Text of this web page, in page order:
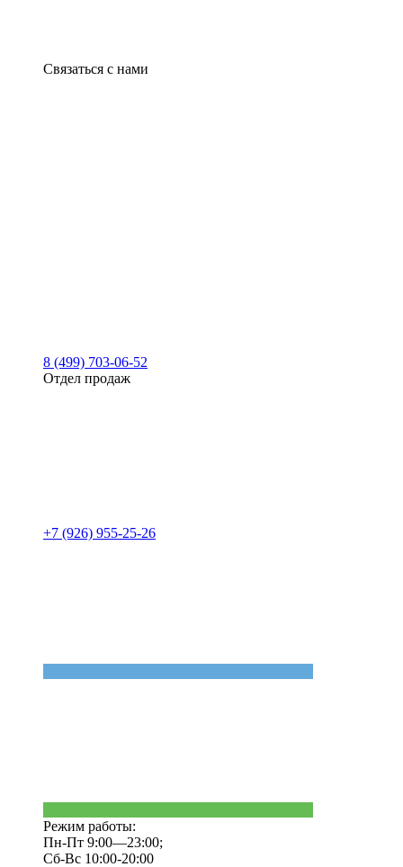
Связаться с нами
8 (499) 703-06-52
Отдел продаж
+7 (926) 955-25-26
Режим работы:
Пн-Пт 9:00—23:00;
Сб-Вс 10:00-20:00